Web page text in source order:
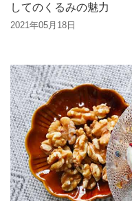
してのくるみの魅力
2021年05月18日